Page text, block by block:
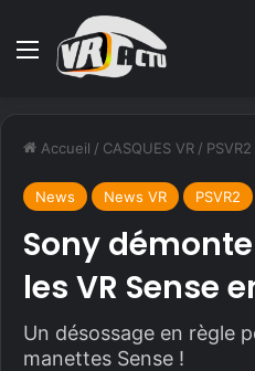
Menu
Accueil / CASQUES VR / PSVR2
News News VR PSVR2
Sony démonte
les VR Sense
Un désossage en règle
manettes Sense !